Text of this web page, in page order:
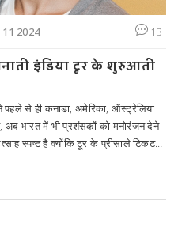
11 2024 13
इंडिया टूर के शुरुआती
पहले से ही कनाडा, अमेरिका, ऑस्ट्रेलिया
अब भारत में भी प्रशंसकों को मनोरंजन देने
स्पष्ट है क्योंकि टूर के प्रीसाले टिकट